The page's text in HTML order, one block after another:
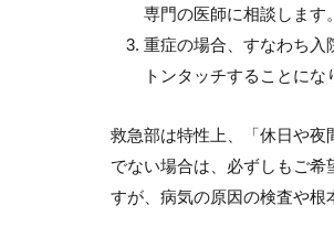
専門の医師に相談します。
重症の場合、すなわち入
トンタッチすることにな
救急部は特性上、「休日や夜
でない場合は、必ずしもご
すが、病気の原因の検査や根